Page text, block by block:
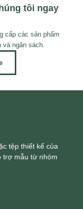
tôi ngay
cấp các sản phẩm
ngân sách.
tệp thiết kế của
trợ mẫu từ nhóm